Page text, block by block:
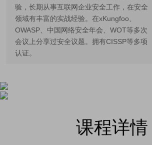
验，长期从事互联网企业安全工作，在安全
领域有丰富的实战经验。在xKungfoo、
OWASP、中国网络安全年会、WOT等多次
会议上分享过安全议题。拥有CISSP等多项
认证。
课程详情